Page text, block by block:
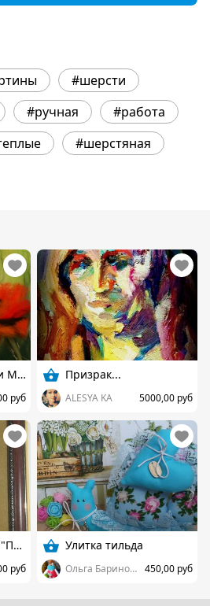
#шерсти
#ручная
#работа
#шерстяная
Картина из шерсти Маки.
руб
Призрак...
ALESYA KA 5000,00 руб
Картина крестиком "Первое свидание"
руб
Улитка тильда
Ольга Баринова 450,00 руб